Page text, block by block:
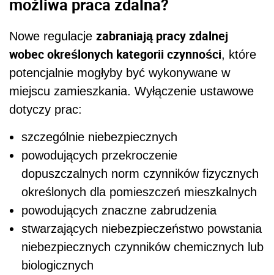
Nowe regulacje zabraniają pracy zdalnej
wobec określonych kategorii czynności, które
potencjalnie mogłyby być wykonywane w
miejscu zamieszkania. Wyłączenie ustawowe
dotyczy prac:
szczególnie niebezpiecznych
powodujących przekroczenie
dopuszczalnych norm czynników fizycznych
określonych dla pomieszczeń mieszkalnych
powodujących znaczne zabrudzenia
stwarzających niebezpieczeństwo powstania
niebezpiecznych czynników chemicznych lub
biologicznych